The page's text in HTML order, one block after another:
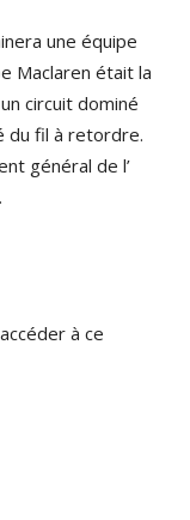
une équipe
Maclaren était la
circuit dominé
du fil à retordre.
général de l’
à ce